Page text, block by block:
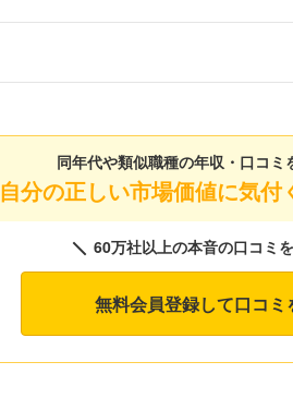
同年代や類似職種の年収・口コミ
自分の正しい市場価値に気付
60万社以上の本音の口コミ
無料会員登録して口コミ